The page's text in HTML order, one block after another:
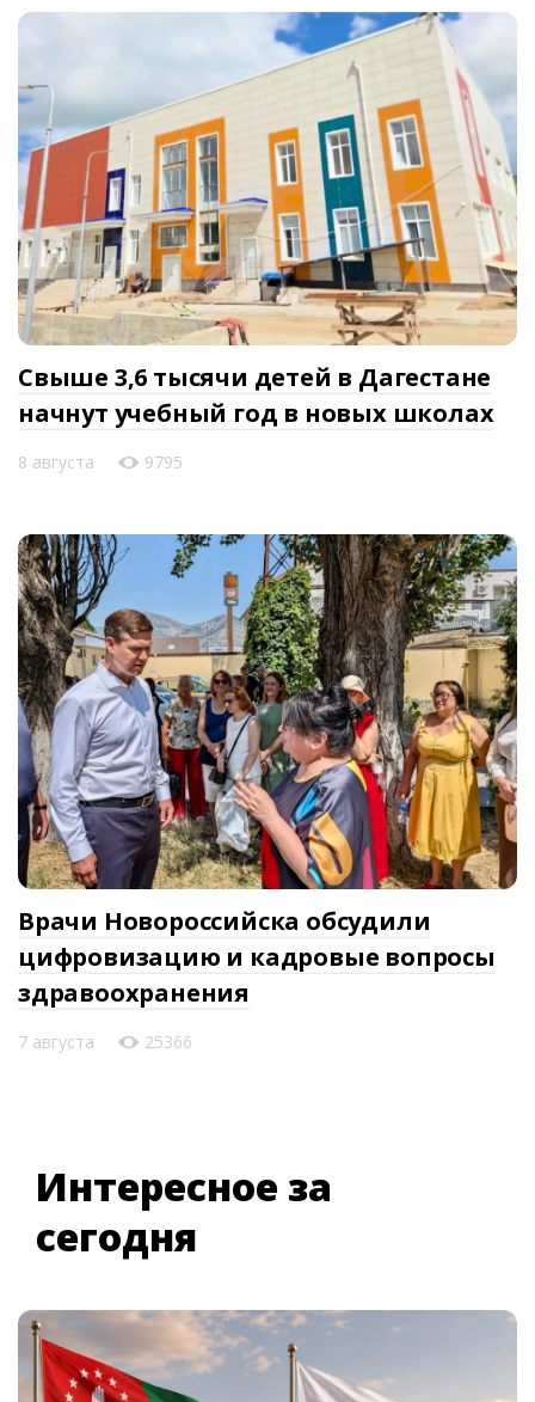
Свыше 3,6 тысячи детей в Дагестане
начнут учебный год в новых школах
8 августа 9795
Врачи Новороссийска обсудили
цифровизацию и кадровые вопросы
здравоохранения
7 августа 25366
Интересное за
сегодня